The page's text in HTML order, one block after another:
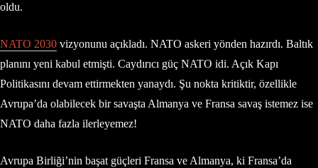
oldu.
NATO 2030 vizyonunu açıkladı. NATO askeri yönden hazırdı. Baltık
planını yeni kabul etmişti. Caydırıcı güç NATO idi. Açık Kapı
Politikasını devam ettirmekten yanaydı. Şu nokta kritiktir, özellikle
Avrupa’da olabilecek bir savaşta Almanya ve Fransa savaş istemez ise
NATO daha fazla ilerleyemez!
Avrupa Birliği’nin başat güçleri Fransa ve Almanya, ki Fransa’da